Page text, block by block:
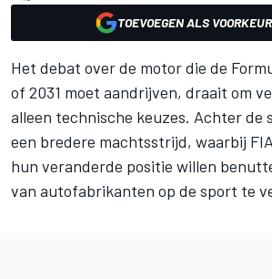
TOEVOEGEN ALS
Het debat over de motor die de
of 2031 moet aandrijven, draait om
alleen technische keuzes. Achter de
een bredere machtsstrijd, waarbij
hun veranderde positie willen
van autofabrikanten op de sport te